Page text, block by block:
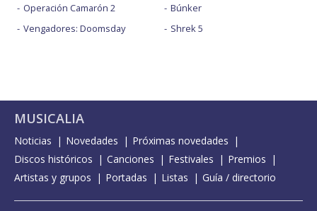
Operación Camarón 2
Vengadores: Doomsday
Búnker
Shrek 5
MUSICALIA
Noticias Novedades
Próximas novedades
Discos históricos
Canciones Festivales
Premios
Artistas y grupos
Portadas Listas Guía / directorio